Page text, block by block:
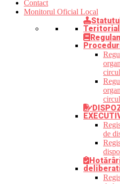
Contact
Monitorul Oficial Local
de